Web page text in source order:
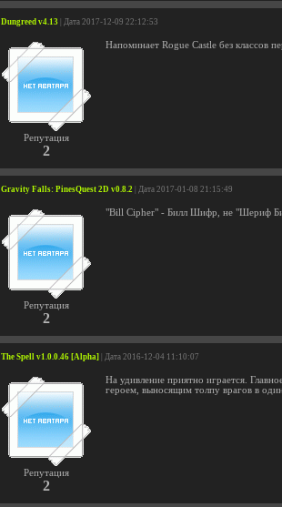
Dungreed v4.13 | Дата 2017-12-09 22:12:53
Репутация
2
Напоминает Rogue Castle без классов
Gravity Falls: PinesQuest 2D v0.8.2 | Дата 2017-01-08 21:15:49
Репутация
2
"Bill Cipher" - Билл Шифр, не "Шериф
The Spell v1.0.0.46 [Alpha] | Дата 2016-12-04 11:10:07
Репутация
2
На удивление приятно играется.
героем, выносящим толпу врагов в